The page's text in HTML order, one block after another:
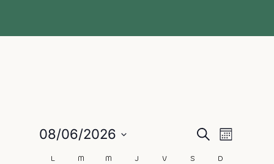
et
Recherche
Mois
08/06/2026
L M M J V S D